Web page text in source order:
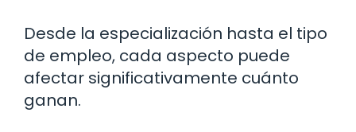
Desde la especialización hasta el tipo
de empleo, cada aspecto puede
afectar significativamente cuánto
ganan.